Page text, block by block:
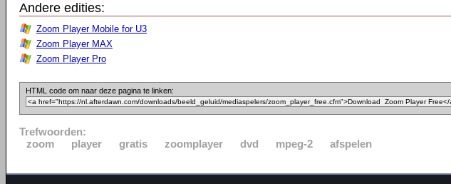
Andere edities:
Zoom Player Mobile for U3
Zoom Player MAX
Zoom Player Pro
HTML code om naar deze pagina te linken:
Trefwoorden:
zoom
player gratis zoomplayer dvd mpeg-2 afspelen